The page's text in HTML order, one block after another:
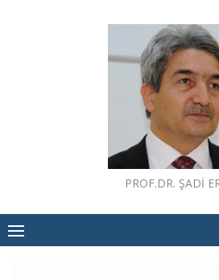
PROF.DR. ŞADI